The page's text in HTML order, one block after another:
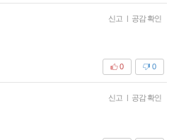
신고 | 공감 확인
0
0
신고 | 공감 확인